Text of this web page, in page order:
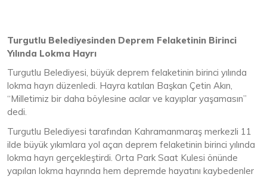
Turgutlu Belediyesinden Deprem Felaketinin Birinci
Yılında Lokma Hayrı
Turgutlu Belediyesi, büyük deprem felaketinin birinci yılında
lokma hayrı düzenledi. Hayra katılan Başkan Çetin Akın,
“Milletimiz bir daha böylesine acılar ve kayıplar yaşamasın”
dedi.
Turgutlu Belediyesi tarafından Kahramanmaraş merkezli 11
ilde büyük yıkımlara yol açan deprem felaketinin birinci yılında
lokma hayrı gerçekleştirdi. Orta Park Saat Kulesi önünde
yapılan lokma hayrında hem depremde hayatını kaybedenler